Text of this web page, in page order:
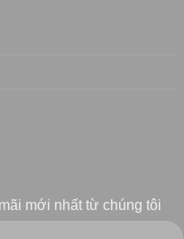
mới nhất từ chúng tôi